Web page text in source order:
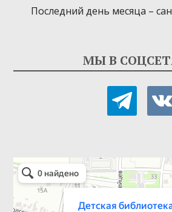
Последний день месяца –
МЫ В
telegram
Детская библиотека-филиал № 9
Библиотека в Севастополе